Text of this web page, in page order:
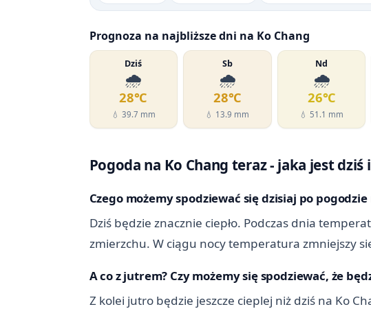
Prognoza na najbliższe dni na Ko Chang
Dziś
🌧️
28℃
💧 39.7 mm
Sb
🌧️
28℃
💧 13.9 mm
Nd
🌧️
26℃
💧 51.1 mm
Pogoda na Ko Chang teraz - jaka jest dziś
Czego możemy spodziewać się dzisiaj po pogodzie
Dziś będzie znacznie ciepło. Podczas dnia
zmierzchu. W ciągu nocy temperatura zmniejszy
A co z jutrem? Czy możemy się spodziewać, że
Z kolei jutro będzie jeszcze cieplej niż dziś na Ko